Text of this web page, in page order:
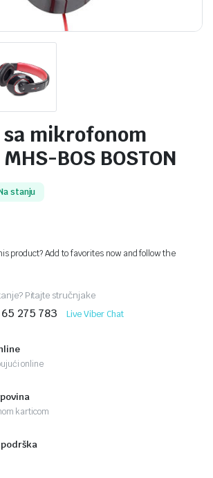
mikrofonom
BOS BOSTON
stanju
product? Add to favorites now and follow the
Pitajte stručnjake
275 783 Live Viber Chat
online
karticom